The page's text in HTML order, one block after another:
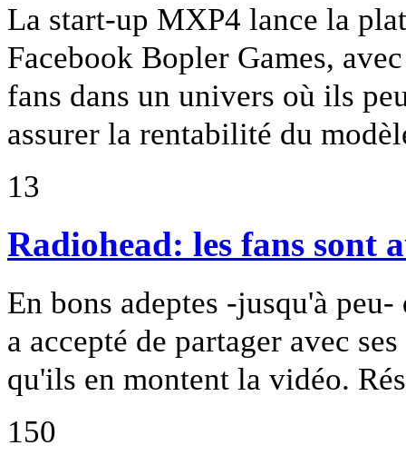
La start-up MXP4 lance la
Facebook Bopler Games,
fans dans un univers où ils
assurer la rentabilité du
13
Radiohead: les fans sont
En bons adeptes -jusqu'à
a accepté de partager avec
qu'ils en montent la vidéo.
150